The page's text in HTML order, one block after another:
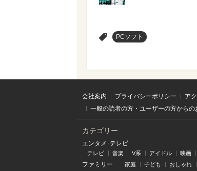
PCソフト
会社案内 プライバシーポリシー ア
一般の読者の方・ユーザーの方からの
カテゴリー
エンタメ･テレビ
テレビ 音楽 V系 アイドル 映画
ファミリー 家庭 子ども おしゃれ